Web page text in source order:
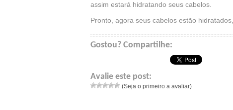
assim estará hidratando seus cabelos.
Pronto, agora seus cabelos estão
Gostou? Compartilhe:
Avalie este post:
(Seja o primeiro a avaliar)